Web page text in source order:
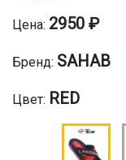
Цена: 2950 ₽
Бренд: SAHAB
Цвет: RED